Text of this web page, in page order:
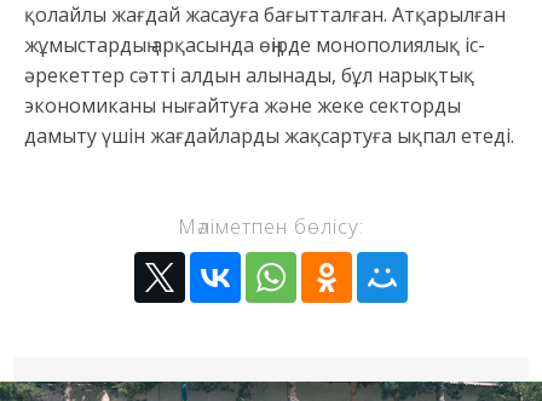
қолайлы жағдай жасауға бағытталған. Атқарылған
жұмыстардың арқасында өңірде монополиялық іс-
әрекеттер сәтті алдын алынады, бұл нарықтық
экономиканы нығайтуға және жеке секторды
дамыту үшін жағдайларды жақсартуға ықпал етеді.
Мәліметпен бөлісу: